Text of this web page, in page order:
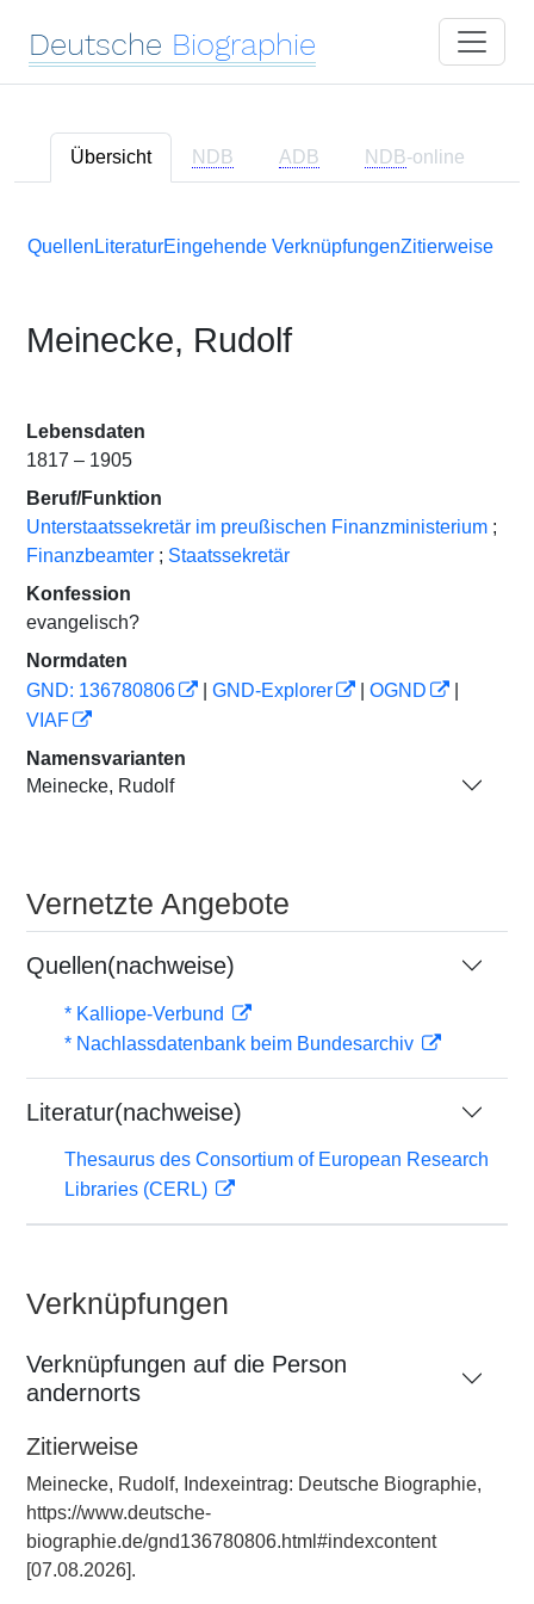
Deutsche Biographie
Übersicht NDB ADB NDB-online
Quellen LiteraturEingehende VerknüpfungenZitierweise
Meinecke, Rudolf
Lebensdaten
1817 – 1905
Beruf/Funktion
Unterstaatssekretär im preußischen Finanzministerium ;
Finanzbeamter ; Staatssekretär
Konfession
evangelisch?
Normdaten
GND: 136780806
GND-Explorer OGND
VIAF
Namensvarianten
Meinecke, Rudolf
Vernetzte Angebote
Quellen(nachweise)
* Kalliope-Verbund
* Nachlassdatenbank beim Bundesarchiv
Literatur(nachweise)
Thesaurus des Consortium of European Research
Libraries (CERL)
Verknüpfungen
Verknüpfungen auf die Person
andernorts
Zitierweise
Meinecke, Rudolf, Indexeintrag: Deutsche Biographie,
https://www.deutsche-
biographie.de/gnd136780806.html#indexcontent
[07.08.2026].